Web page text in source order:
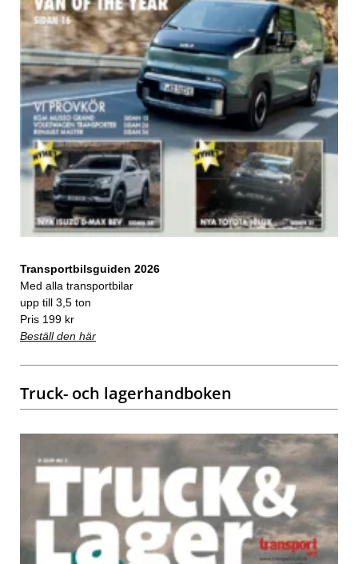
Transportbilsguiden 2026
Med alla transportbilar
upp till 3,5 ton
Pris 199 kr
Beställ den här
Truck- och lagerhandboken